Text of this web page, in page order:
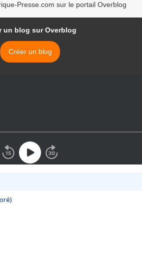
Presse.com sur le portail Overblog
un blog sur Overblog
Créer un blog